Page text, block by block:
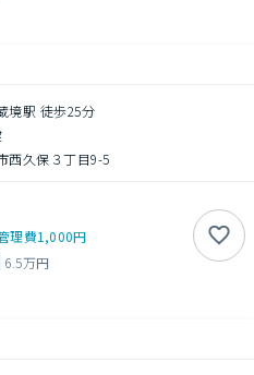
境駅 徒歩25分
西久保３丁目9-5
理費1,000円
6.5万円